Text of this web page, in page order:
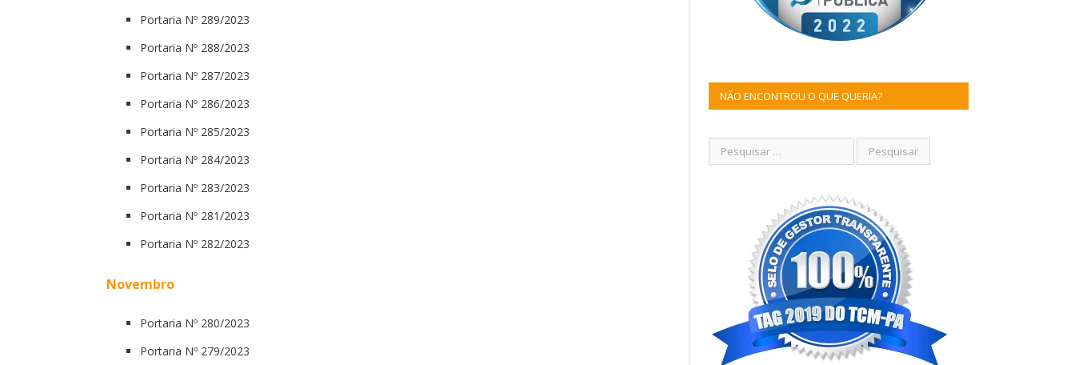
Portaria Nº 289/2023
Portaria Nº 288/2023
Portaria Nº 287/2023
Portaria Nº 286/2023
Portaria Nº 285/2023
Portaria Nº 284/2023
Portaria Nº 283/2023
Portaria Nº 281/2023
Portaria Nº 282/2023
Novembro
Portaria Nº 280/2023
Portaria Nº 279/2023
NÃO ENCONTROU O QUE QUERIA?